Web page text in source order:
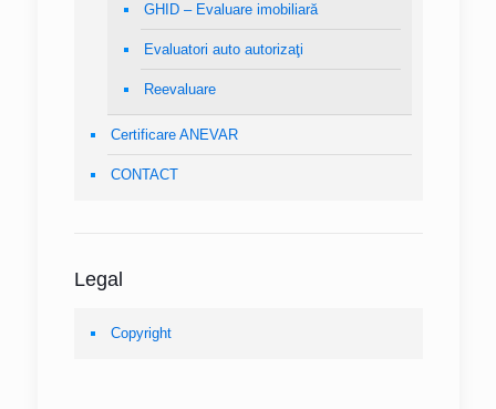
GHID – Evaluare imobiliară
Evaluatori auto autorizaţi
Reevaluare
Certificare ANEVAR
CONTACT
Legal
Copyright